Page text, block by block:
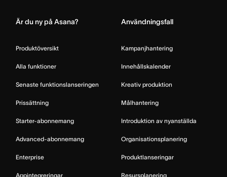
Är du ny på Asana?
Produktöversikt
Alla funktioner
Senaste funktionslanseringen
Prissättning
Starter-abonnemang
Advanced-abonnemang
Enterprise
Appintegreringar
Användningsfall
Kampanjhantering
Innehållskalender
Kreativ produktion
Målhantering
Introduktion av nyanställda
Organisationsplanering
Produktlanseringar
Resursplanering